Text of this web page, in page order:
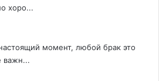
хоро...
момент, любой брак это
важн...